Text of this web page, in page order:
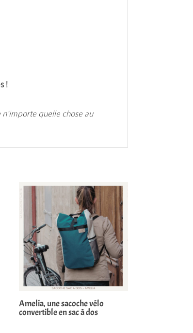
!
quelle chose au
Amelia, une sacoche vélo
convertible en sac à dos